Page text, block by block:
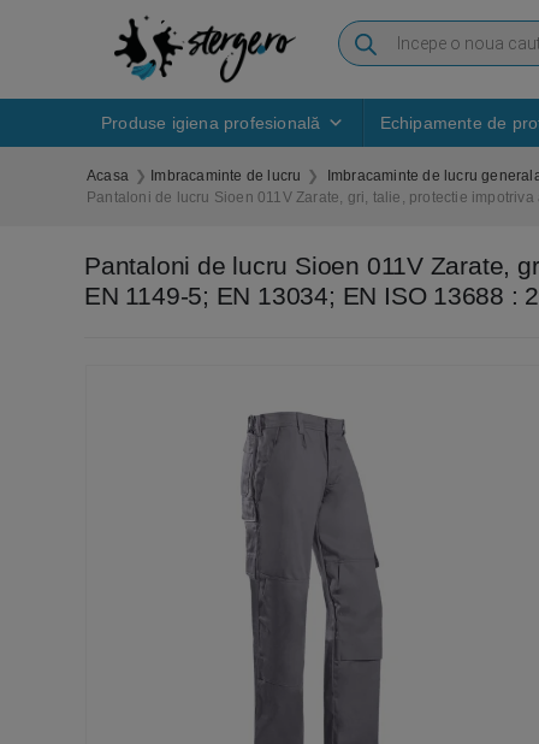
Produse igiena profesională Echipamente de
Acasa Imbracaminte de lucru Imbracaminte de lucru
Pantaloni de lucru Sioen 011V Zarate, gri, talie, protectie
Pantaloni de lucru Sioen 011V Zarate,
EN 1149-5; EN 13034; EN ISO 13688 :